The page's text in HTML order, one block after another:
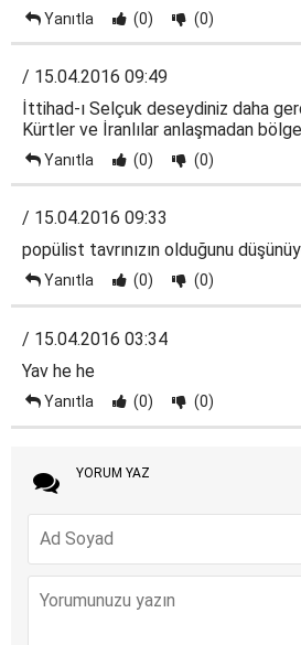
Yanıtla (0) (0)
/ 15.04.2016 09:49
İttihad-ı Selçuk deseydiniz daha
Kürtler ve İranlılar anlaşmadan
Yanıtla (0) (0)
/ 15.04.2016 09:33
popülist tavrınızın olduğunu
Yanıtla (0) (0)
/ 15.04.2016 03:34
Yav he he
Yanıtla (0) (0)
YORUM YAZ